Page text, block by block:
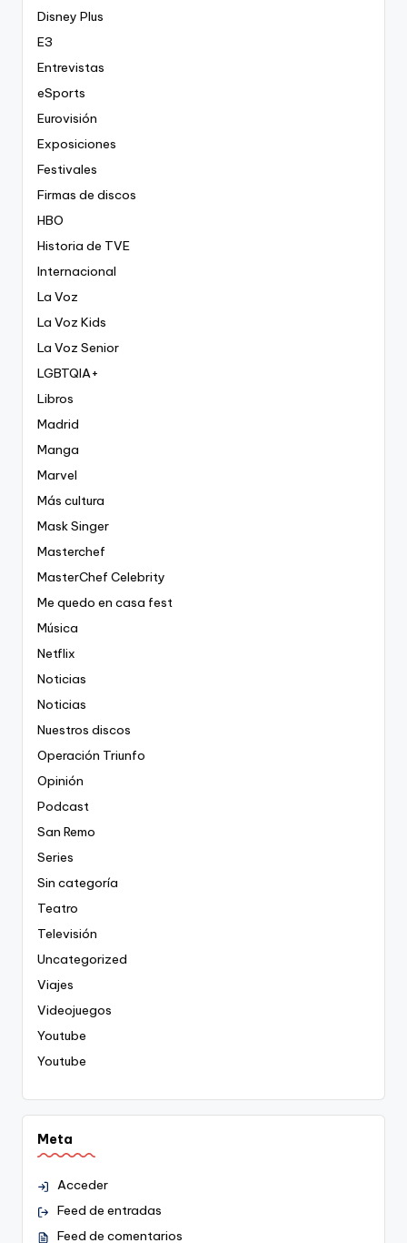
Disney Plus
E3
Entrevistas
eSports
Eurovisión
Exposiciones
Festivales
Firmas de discos
HBO
Historia de TVE
Internacional
La Voz
La Voz Kids
La Voz Senior
LGBTQIA+
Libros
Madrid
Manga
Marvel
Más cultura
Mask Singer
Masterchef
MasterChef Celebrity
Me quedo en casa fest
Música
Netflix
Noticias
Noticias
Nuestros discos
Operación Triunfo
Opinión
Podcast
San Remo
Series
Sin categoría
Teatro
Televisión
Uncategorized
Viajes
Videojuegos
Youtube
Youtube
Meta
Acceder
Feed de entradas
Feed de comentarios